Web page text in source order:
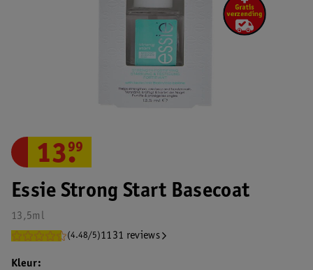
Essie Strong Start Basecoat
13,5ml
(4.48/5)1131 reviews
13.
99
Kleur